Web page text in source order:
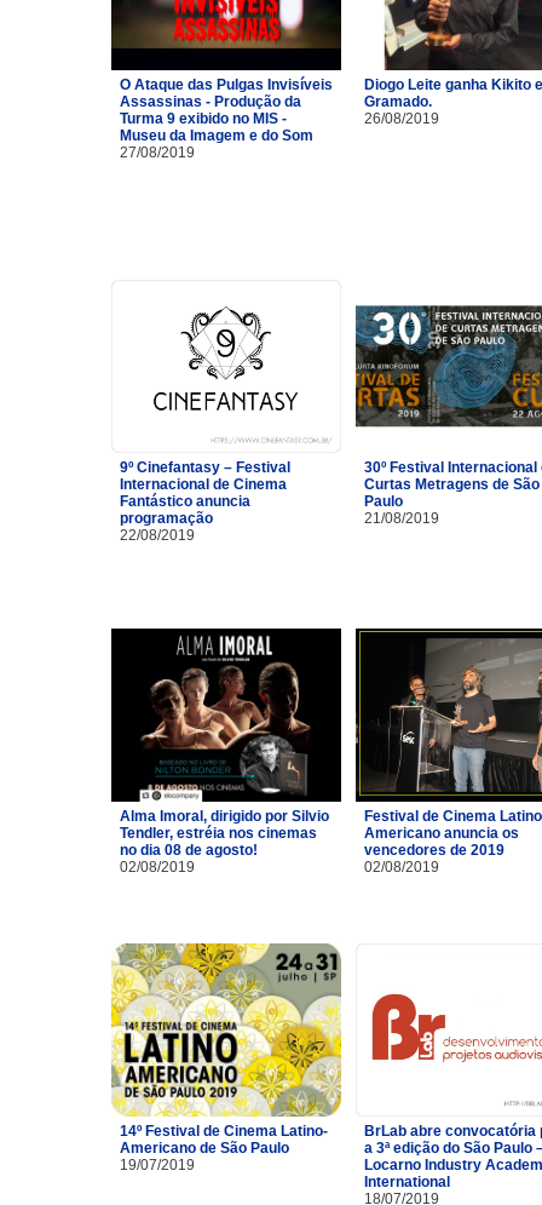
O Ataque das Pulgas Invisíveis
Assassinas - Produção da
Turma 9 exibido no MIS -
Museu da Imagem e do Som
27/08/2019
Diogo Leite ganha Kikito
Gramado.
26/08/2019
9º Cinefantasy – Festival
Internacional de Cinema
Fantástico anuncia
programação
22/08/2019
30º Festival Internacional
Curtas Metragens de São
Paulo
21/08/2019
Alma Imoral, dirigido por Silvio
Tendler, estréia nos cinemas
no dia 08 de agosto!
02/08/2019
Festival de Cinema
Americano anuncia os
vencedores de 2019
02/08/2019
14º Festival de Cinema Latino-
Americano de São Paulo
19/07/2019
BrLab abre convocatória
a 3ª edição do São Paulo
Locarno Industry
International
18/07/2019